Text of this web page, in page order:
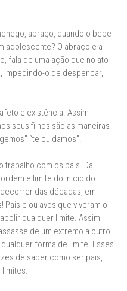
abraço, quando o bebe
adolescente? O abraço e a
fala de uma ação que no ato
impedindo-o de despencar,
e existência. Assim
seus filhos são as maneiras
“te cuidamos”.
trabalho com os pais. Da
e limite do inicio do
das décadas, em
Pais e ou avos que viveram o
qualquer limite. Assim
de um extremo a outro
forma de limite. Esses
de saber como ser pais,